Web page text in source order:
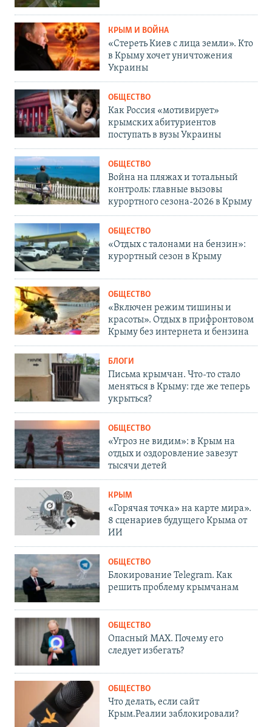
КРЫМ И ВОЙНА
«Стереть Киев с лица земли». Кто
в Крыму хочет уничтожения
Украины
ОБЩЕСТВО
Как Россия «мотивирует»
крымских абитуриентов
поступать в вузы Украины
ОБЩЕСТВО
Война на пляжах и тотальный
контроль: главные вызовы
курортного сезона-2026 в Крыму
ОБЩЕСТВО
«Отдых с талонами на бензин»:
курортный сезон в Крыму
ОБЩЕСТВО
«Включен режим тишины и
красоты». Отдых в прифронтовом
Крыму без интернета и бензина
БЛОГИ
Письма крымчан. Что-то стало
меняться в Крыму: где же теперь
укрыться?
ОБЩЕСТВО
«Угроз не видим»: в Крым на
отдых и оздоровление завезут
тысячи детей
КРЫМ
«Горячая точка» на карте мира».
8 сценариев будущего Крыма от
ИИ
ОБЩЕСТВО
Блокирование Telegram. Как
решить проблему крымчанам
ОБЩЕСТВО
Опасный MAX. Почему его
следует избегать?
ОБЩЕСТВО
Что делать, если сайт
Крым.Реалии заблокировали?